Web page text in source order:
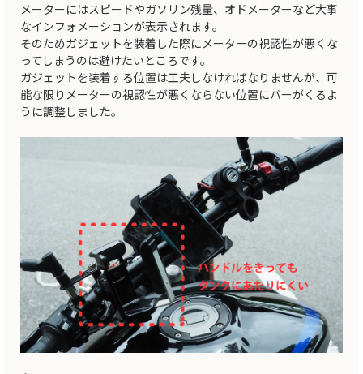
メーターにはスピードやガソリン残量、オドメーターなど大事
なインフォメーションが表示されます。
そのためガジェットを装着した際にメーターの視認性が悪くな
ってしまうのは避けたいところです。
ガジェットを装着する位置は工夫しなければなりませんが、可
能な限りメーターの視認性が悪くならない位置にバーがくるよ
うに調整しました。